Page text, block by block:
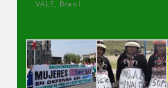
VALE, Brasil